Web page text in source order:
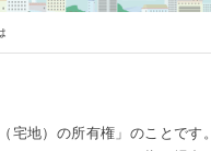
宅地）の所有権」のことです。